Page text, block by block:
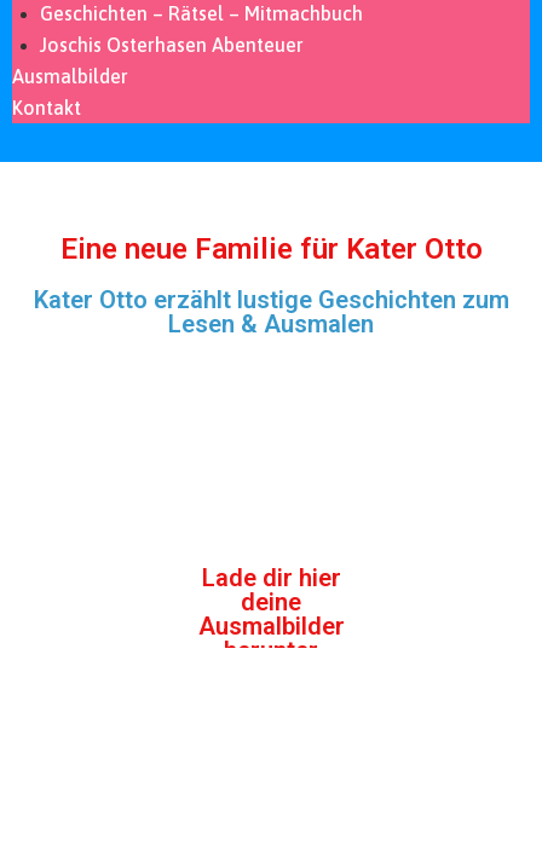
Geschichten – Rätsel – Mitmachbuch
Joschis Osterhasen Abenteuer
Ausmalbilder
Kontakt
Eine neue Familie für Kater Otto
Kater Otto erzählt lustige Geschichten zum
Lesen & Ausmalen
Lade dir hier
deine
Ausmalbilder
herunter